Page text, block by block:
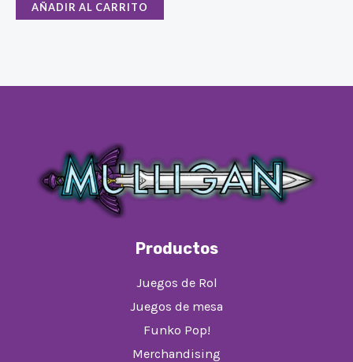
AÑADIR AL CARRITO
Productos
Juegos de Rol
Juegos de mesa
Funko Pop!
Merchandising